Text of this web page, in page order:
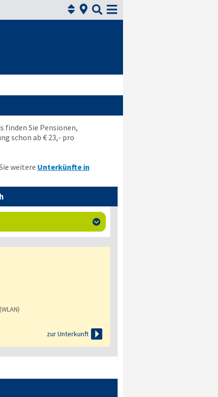
 

finden Sie Pensionen,
schon ab € 23,- pro
weitere Unterkünfte in

zur Unterkunft 